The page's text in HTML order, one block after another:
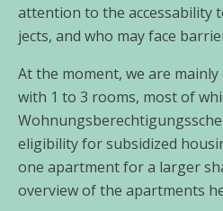
atten­ti­on to the accessa­bi­li­ty
jects, and who may face
At the moment, we are
with 1 to 3 rooms, most of
eli­gi­bi­li­ty for sub­si­di­zed
one apart­ment for a lar­ger
over­view of the apart­ments